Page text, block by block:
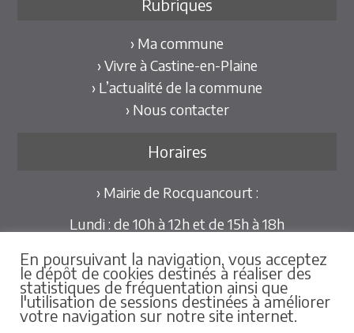
Rubriques
› Ma commune
› Vivre à Castine-en-Plaine
› L’actualité de la commune
› Nous contacter
Horaires
› Mairie de Rocquancourt :
Lundi : de 10h à 12h et de 15h à 18h
Mercredi et Vendredi : de 09h30 à 12h
Pour les mairies déléguées de Hubert-Folie et
Tilly-la-Campagne :
En poursuivant la navigation, vous acceptez
le dépôt de cookies destinés à réaliser des
statistiques de fréquentation ainsi que
l'utilisation de sessions destinées à améliorer
votre navigation sur notre site internet.